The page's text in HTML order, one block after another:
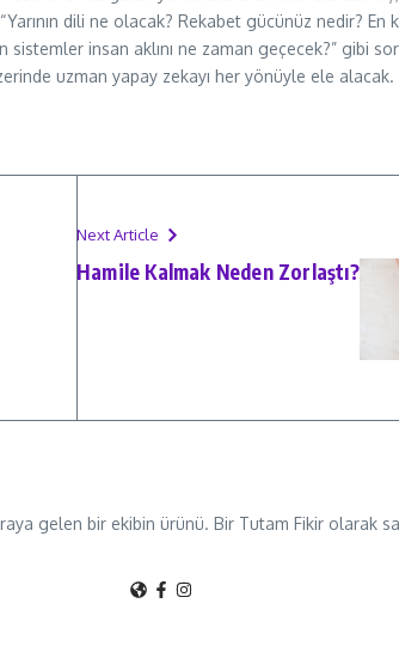
dili ne olacak? Rekabet gücünüz nedir? En
insan aklını ne zaman geçecek?” gibi
uzman yapay zekayı her yönüyle ele alacak.
Next Article
Hamile Kalmak Neden Zorlaştı?
gelen bir ekibin ürünü. Bir Tutam Fikir olarak